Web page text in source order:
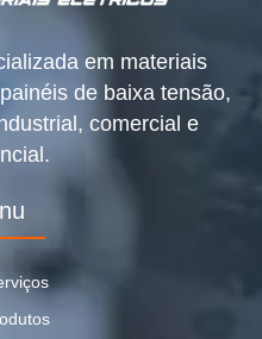
em materiais
de baixa tensão,
comercial e